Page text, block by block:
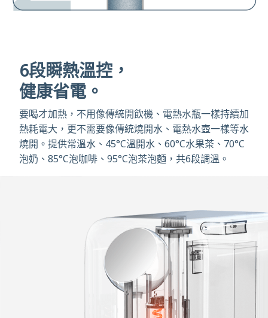
6段瞬熱溫控，
健康省電。
要喝才加熱，不用像傳統開飲機、電熱水瓶一樣持續加
熱耗電大，更不需要像傳統燒開水、電熱水壺一樣等水
燒開。提供常溫水、45°C溫開水、60°C水果茶、70°C
泡奶、85°C泡咖啡、95°C泡茶泡麵，共6段調溫。